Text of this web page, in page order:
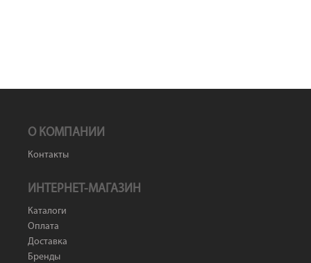
О КОМПАНИИ
Контакты
ИНТЕРНЕТ-МАГАЗИН
Каталоги
Оплата
Доставка
Бренды